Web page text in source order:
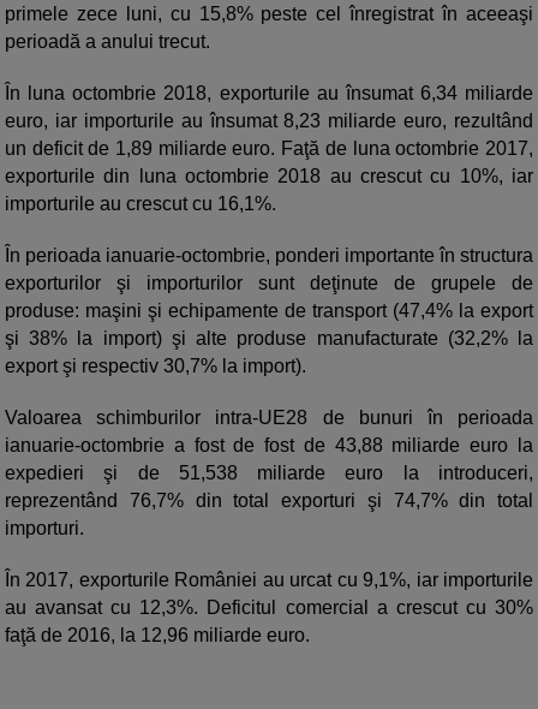
primele zece luni, cu 15,8% peste cel înregistrat în aceeaşi
perioadă a anului trecut.
În luna octombrie 2018, exporturile au însumat 6,34 miliarde
euro, iar importurile au însumat 8,23 miliarde euro, rezultând
un deficit de 1,89 miliarde euro. Faţă de luna octombrie 2017,
exporturile din luna octombrie 2018 au crescut cu 10%, iar
importurile au crescut cu 16,1%.
În perioada ianuarie-octombrie, ponderi importante în structura
exporturilor şi importurilor sunt deţinute de grupele de
produse: maşini şi echipamente de transport (47,4% la export
şi 38% la import) şi alte produse manufacturate (32,2% la
export şi respectiv 30,7% la import).
Valoarea schimburilor intra-UE28 de bunuri în perioada
ianuarie-octombrie a fost de fost de 43,88 miliarde euro la
expedieri şi de 51,538 miliarde euro la introduceri,
reprezentând 76,7% din total exporturi şi 74,7% din total
importuri.
În 2017, exporturile României au urcat cu 9,1%, iar importurile
au avansat cu 12,3%. Deficitul comercial a crescut cu 30%
faţă de 2016, la 12,96 miliarde euro.